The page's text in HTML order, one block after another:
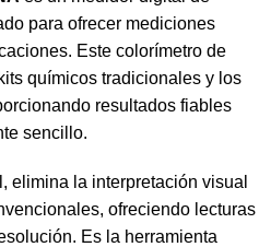
para ofrecer mediciones
Este colorímetro de
químicos tradicionales y los
resultados fiables
sencillo.
elimina la interpretación visual
ofreciendo lecturas
Es la herramienta